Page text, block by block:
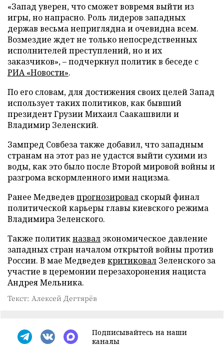
«Запад уверен, что сможет вовремя выйти из
игры, но напрасно. Роль лидеров западных
держав весьма неприглядна и очевидна всем.
Возмездие ждет не только непосредственных
исполнителей преступлений, но и их
заказчиков», – подчеркнул политик в беседе с
РИА «Новости».
По его словам, для достижения своих целей Запад
использует таких политиков, как бывший
президент Грузии Михаил Саакашвили и
Владимир Зеленский.
Зампред Совбеза также добавил, что западным
странам на этот раз не удастся выйти сухими из
воды, как это было после Второй мировой войны и
разгрома вскормленного ими нацизма.
Ранее Медведев прогнозировал скорый финал
политической карьеры главы киевского режима
Владимира Зеленского.
Также политикназвал экономическое давление
западных стран началом открытой войны против
России. В мае Медведев критиковал Зеленского за
участие в церемонии перезахоронения нациста
Андрея Мельника.
Текст: Алексей Дегтярёв
Подписывайтесь на наши
каналы